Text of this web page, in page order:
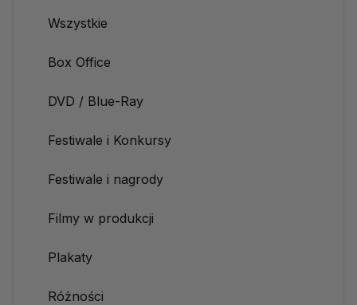
Wszystkie
Box Office
DVD / Blue-Ray
Festiwale i Konkursy
Festiwale i nagrody
Filmy w produkcji
Plakaty
Różności